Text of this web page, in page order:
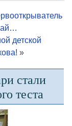
детской
»
стали
теста